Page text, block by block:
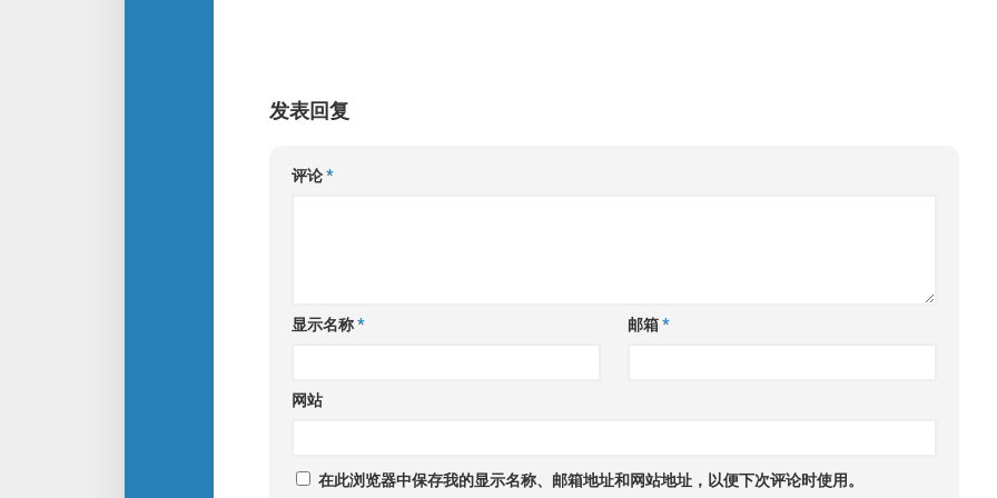
发表回复
评论*
显示名称* 邮箱*
网站
在此浏览器中保存我的显示名称、邮箱地址和网站地址，以便下次评论时使用。